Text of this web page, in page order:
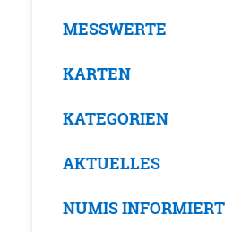
MESSWERTE
KARTEN
KATEGORIEN
AKTUELLES
NUMIS INFORMIERT